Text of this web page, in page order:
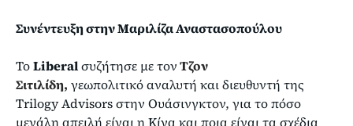
Συνέντευξη στην Μαριλίζα Αναστασοπούλου
ΤοLiberalσυζήτησε με τονΤζον
Σιτιλίδη, γεωπολιτικό αναλυτή και διευθυντή της
Trilogy Advisors στην Ουάσινγκτον, για το πόσο
μεγάλη απειλή είναι η Κίνα και ποια είναι τα σχέδια